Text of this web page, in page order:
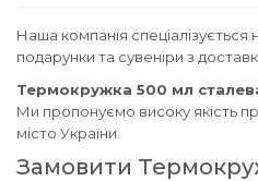
Наша компанія
подарунки та сувеніри з
Термокружка 500 мл
Ми пропонуємо високу якість
місто України.
Замовити